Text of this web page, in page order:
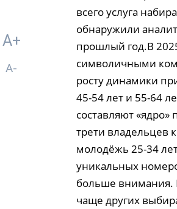
A+
A-
всего услуга
обнаружили
прошлый год.В
символичными
росту динамики
45-54 лет и 55-64
составляют
трети владельцев
молодёжь 25-34
уникальных
больше внимания.
чаще других